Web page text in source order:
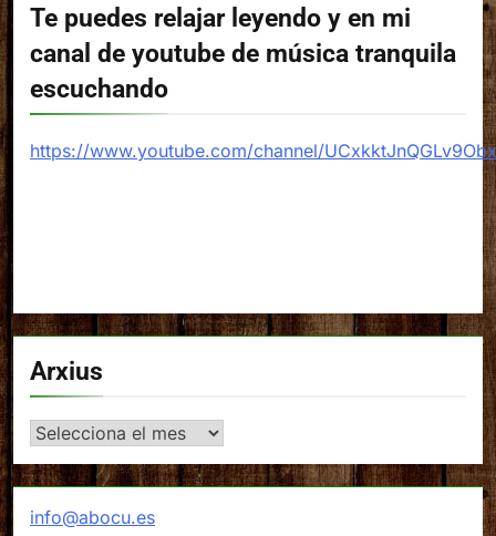
Te puedes relajar leyendo y en mi
canal de youtube de música tranquila
escuchando
https://www.youtube.com/channel/
Arxius
Arxius
info@abocu.es